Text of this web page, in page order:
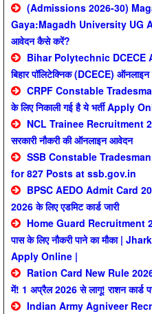
(Admissions 2026-30)
Gaya:Magadh University UG
आवेदन कैसे करें?
Bihar Polytechnic
बिहार पॉलिटेक्निक (DCECE)
CRPF Constable
के लिए निकाली गई है ये भर्ती Apply
NCL Trainee Recruitment
सरकारी नौकरी की ऑनलाइन आवेदन
SSB Constable
for 827 Posts at ssb.gov.in
BPSC AEDO Admit Card
2026 के लिए एडमिट कार्ड जारी
Home Guard Recruitment
पास के लिए नौकरी पाने का मौका |
Apply Online |
Ration Card New Rule 2026
में! 1 अप्रैल 2026 से लागू! राशन कार्ड
Indian Army Agniveer